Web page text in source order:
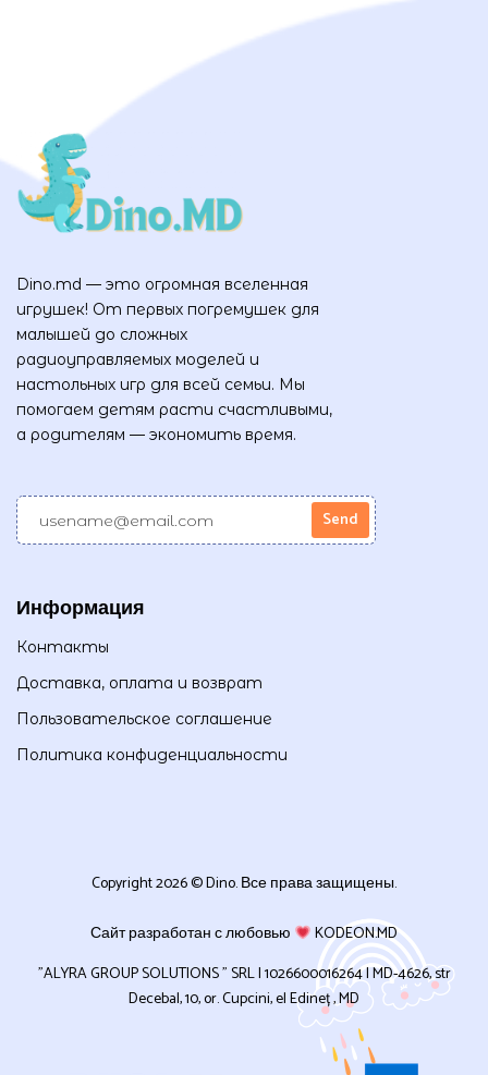
Dino.md — это огромная вселенная
игрушек! От первых погремушек для
малышей до сложных
радиоуправляемых моделей и
настольных игр для всей семьи. Мы
помогаем детям расти счастливыми,
а родителям — экономить время.
Информация
Контакты
Доставка, оплата и возврат
Пользовательское соглашение
Политика конфиденциальности
Copyright 2026 © Dino. Все права защищены.
Сайт разработан с любовью
KODEON.MD
”ALYRA GROUP SOLUTIONS ” SRL | 1026600016264 | MD-4626, str
Decebal, 10, or. Cupcini, el Edineț , MD